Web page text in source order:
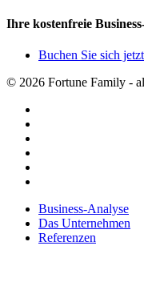
Ihre kostenfreie
Buchen Sie sich
© 2026 Fortune Family -
Close
Menu
Business-Analyse
Das Unternehmen
Referenzen